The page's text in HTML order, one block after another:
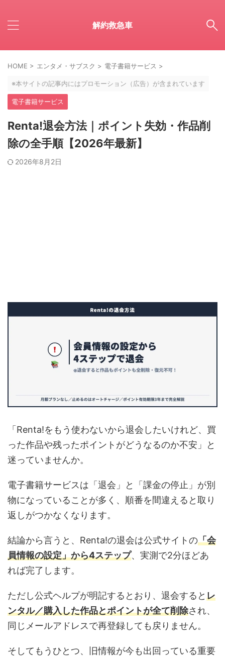
解約救急車
HOME > エンタメ・サブスク > 電子書籍サービス >
※本サイトの記事内にはプロモーション（広告）が含まれています
電子書籍サービス
Renta!退会方法｜ポイント失効・作品削
除の全手順【2026年最新】
2026年8月2日
「Renta!をもう使わないから退会したいけれど、買
った作品や残ったポイントがどうなるのか不安」と
迷っていませんか。
電子書籍サービスは「退会」と「課金の停止」が別
物になっていることが多く、順番を間違えると取り
返しがつかなくなります。
結論から言うと、Renta!の退会は公式サイトの「会
員情報の設定」から4ステップ、実測で2分ほどあ
れば完了します。
ただし公式ヘルプが明記するとおり、退会するとレ
ンタル／購入した作品とポイントが全て削除され、
同じメールアドレスで再登録しても戻りません。
そしてもうひとつ、旧情報が今も出回っている重要